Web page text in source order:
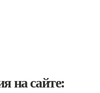
на сайте: